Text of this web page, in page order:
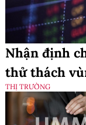
Nhận định
thử thách
THỊ TRƯỜNG